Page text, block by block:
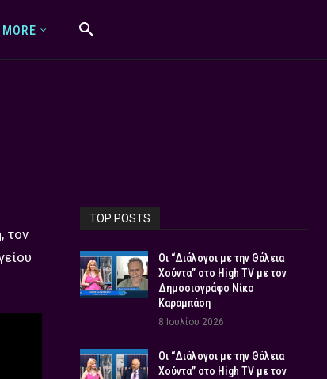
MORE
, τον
TOP POSTS
Οι “Διάλογοι με την Θάλεια
Χούντα” στο High TV με τον
Δημοσιογράφο Νίκο
Καραμπάση
8 Ιουλίου 2026
Οι “Διάλογοι με την Θάλεια
Χούντα” στο High TV με τον